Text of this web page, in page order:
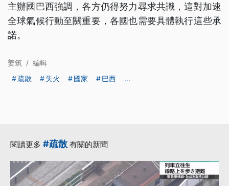
主辦國巴西強調，各方仍得努力尋求共識，這對加速
全球氣候行動至關重要，各國也需要具體執行這些承
諾。
姜筑 / 編輯
疏散
失火 國家 巴西 ...
閱讀更多 #疏散 有關的新聞